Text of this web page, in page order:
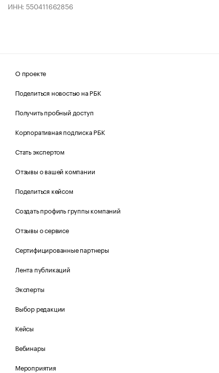
ИНН: 550411662856
О проекте
Поделиться новостью на РБК
Получить пробный доступ
Корпоративная подписка РБК
Стать экспертом
Отзывы о вашей компании
Поделиться кейсом
Создать профиль группы компаний
Отзывы о сервисе
Сертифицированные партнеры
Лента публикаций
Эксперты
Выбор редакции
Кейсы
Вебинары
Мероприятия